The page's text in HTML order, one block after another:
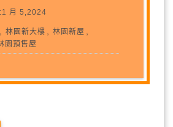
月 5,2024
,林園新大樓 ,林園新屋
園預售屋